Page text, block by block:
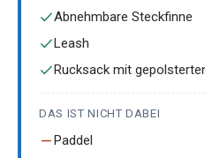
Abnehmbare Steckfinne
Leash
Rucksack mit
DAS IST NICHT DABEI
Paddel